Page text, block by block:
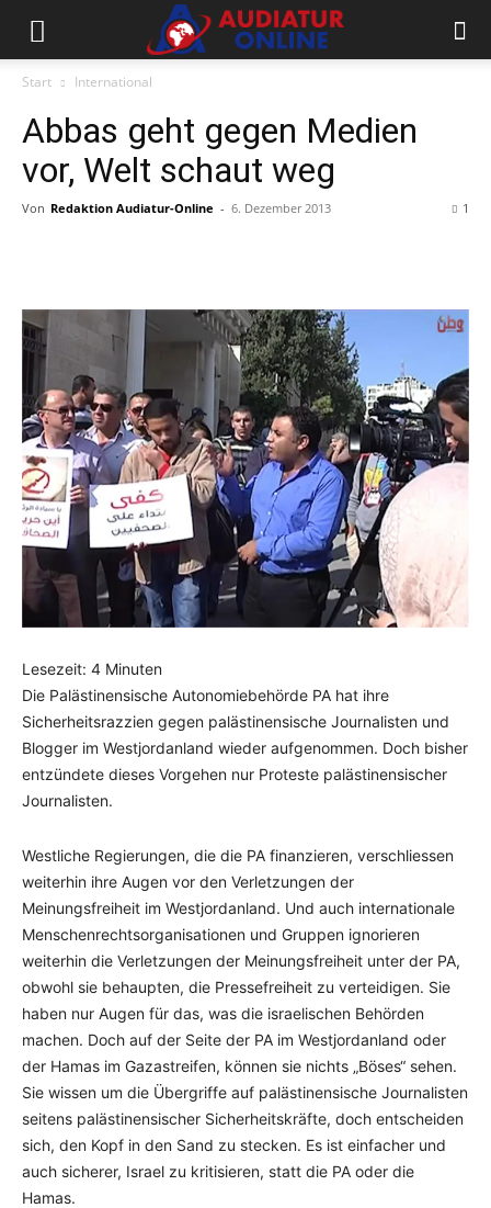
Start International
Abbas geht gegen Medien
vor, Welt schaut weg
Von Redaktion Audiatur-Online - 6. Dezember 2013 1
Lesezeit: 4 Minuten
Die Palästinensische Autonomiebehörde PA hat ihre
Sicherheitsrazzien gegen palästinensische Journalisten und
Blogger im Westjordanland wieder aufgenommen. Doch bisher
entzündete dieses Vorgehen nur Proteste palästinensischer
Journalisten.
Westliche Regierungen, die die PA finanzieren, verschliessen
weiterhin ihre Augen vor den Verletzungen der
Meinungsfreiheit im Westjordanland. Und auch internationale
Menschenrechtsorganisationen und Gruppen ignorieren
weiterhin die Verletzungen der Meinungsfreiheit unter der PA,
obwohl sie behaupten, die Pressefreiheit zu verteidigen. Sie
haben nur Augen für das, was die israelischen Behörden
machen. Doch auf der Seite der PA im Westjordanland oder
der Hamas im Gazastreifen, können sie nichts „Böses“ sehen.
Sie wissen um die Übergriffe auf palästinensische Journalisten
seitens palästinensischer Sicherheitskräfte, doch entscheiden
sich, den Kopf in den Sand zu stecken. Es ist einfacher und
auch sicherer, Israel zu kritisieren, statt die PA oder die
Hamas.